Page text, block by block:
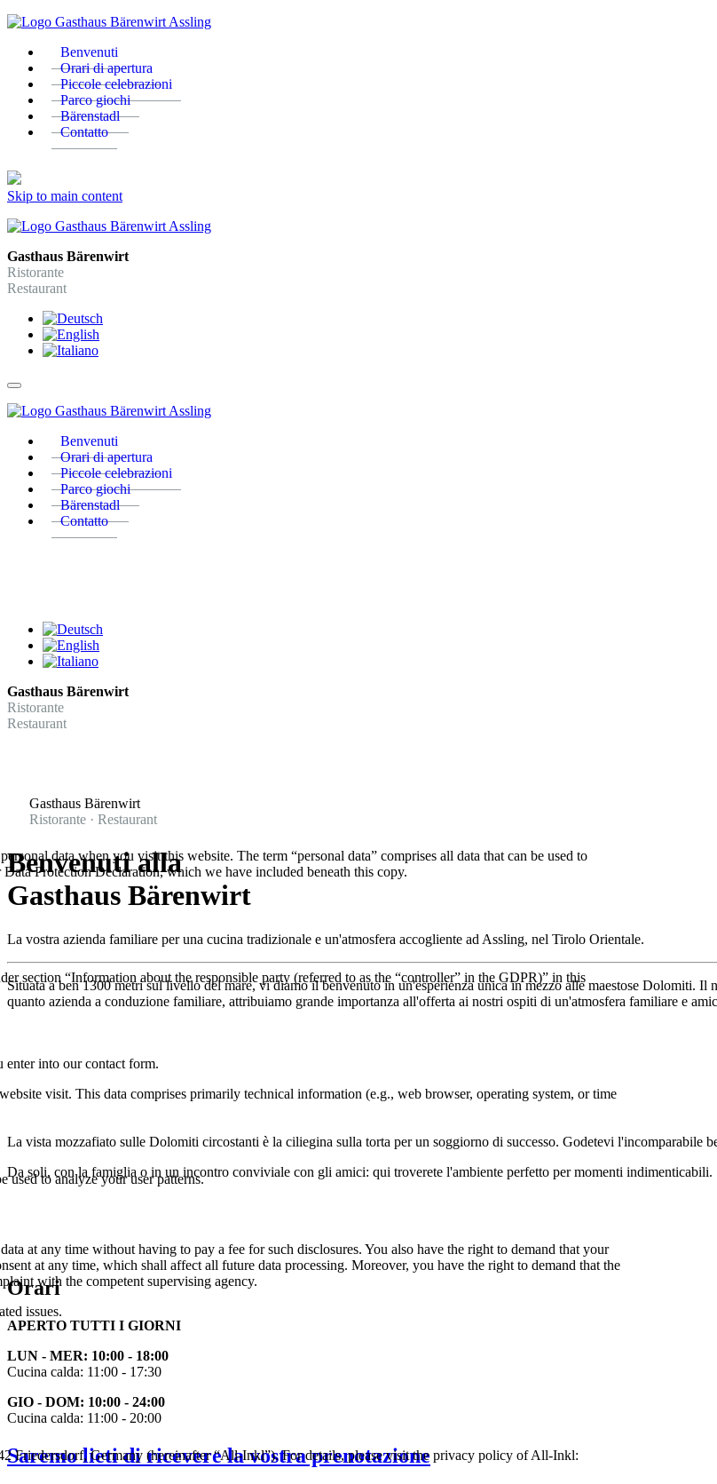
Benvenuti
Orari di apertura
Piccole celebrazioni
Parco giochi
Bärenstadl
Contatto
Skip to main content
Gasthaus Bärenwirt
Ristorante
Restaurant
Benvenuti
Orari di apertura
Piccole celebrazioni
Parco giochi
Bärenstadl
Contatto
Gasthaus Bärenwirt
Ristorante
Restaurant
Gasthaus Bärenwirt
Ristorante · Restaurant
Benvenuti alla
Gasthaus Bärenwirt
La vostra azienda familiare per una cucina tradizionale e un'atmosfera accogliente ad Assling, nel Tirolo Orientale.
Situata a ben 1300 metri sul livello del mare, vi diamo il benvenuto in un'esperienza unica in mezzo alle maestose Dolomiti.
quanto azienda a conduzione familiare, attribuiamo grande importanza all'offerta ai nostri ospiti di un'atmosfera familiare e
La vista mozzafiato sulle Dolomiti circostanti è la ciliegina sulla torta per un soggiorno di successo. Godetevi l'incomparabile
Da soli, con la famiglia o in un incontro conviviale con gli amici: qui troverete l'ambiente perfetto per momenti indimenticabili.
Orari
APERTO TUTTI I GIORNI
LUN - MER: 10:00 - 18:00
Cucina calda: 11:00 - 17:30
GIO - DOM: 10:00 - 24:00
Cucina calda: 11:00 - 20:00
Saremo lieti di ricevere la vostra prenotazione
data when you visit this website. The term “personal data” comprises all data that can be used to
Protection Declaration, which we have included beneath this copy.
section “Information about the responsible party (referred to as the “controller” in the GDPR)” in this
enter into our contact form.
visit. This data comprises primarily technical information (e.g., web browser, operating system, or time
used to analyze your user patterns.
at any time without having to pay a fee for such disclosures. You also have the right to demand that your
at any time, which shall affect all future data processing. Moreover, you have the right to demand that the
with the competent supervising agency.
issues.
Germany (hereinafter “All-Inkl”). For details, please visit the privacy policy of All-Inkl: